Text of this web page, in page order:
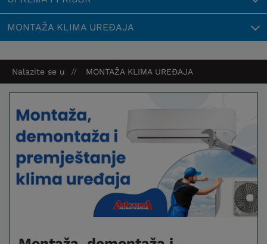
MONTAŽA KLIMA UREĐAJA
Nalazite se u MONTAŽA KLIMA UREĐAJA